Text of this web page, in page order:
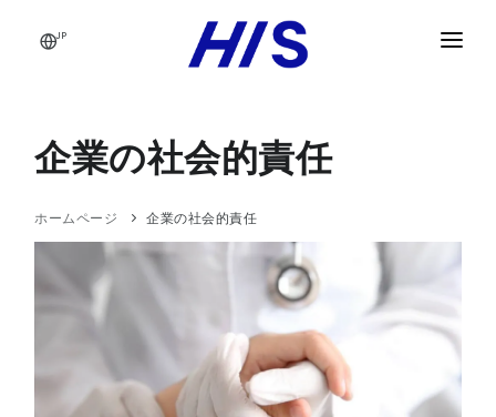
JP
法人向け旅行サービス
ビジネス旅行経験
トラベラーケア
旅行マネージャー
旅行貯蓄プログラム
旅行サービス
企業規模別ソリューション
中小企業および中規模企業
グローバル企業とホールディングス
海事業界は
会議・イベント管理
会社概要
JAPAN TRAVEL
企業の社会的責任
ホームページ 企業の社会的責任